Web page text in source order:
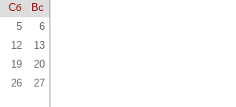
Сб
Вс
5
6
12
13
19
20
26
27